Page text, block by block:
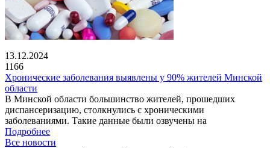
13.12.2024
1166
Хронические заболевания выявлены у 90% жителей Минской
области
В Минской области большинство жителей, прошедших
диспансеризацию, столкнулись с хроническими
заболеваниями. Такие данные были озвучены на
Подробнее
Все новости